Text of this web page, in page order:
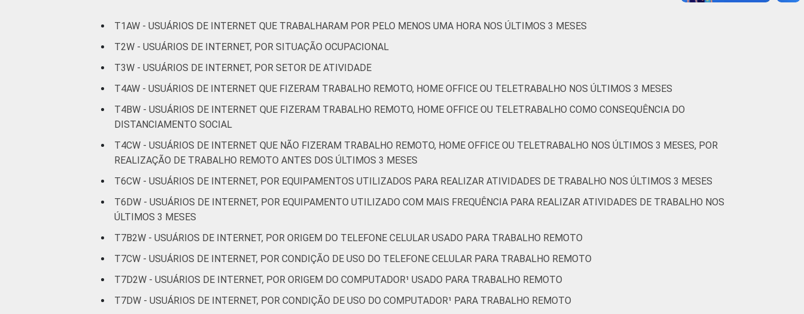
C
DE
Fonte: CGI.br/NIC.br, Centro Regional de Estudos para o Desenvolvimento da Sociedade da Informação (Cetic.br), Pesquisa on-line com usuários de
Internet no Brasil - Painel TIC COVID-19 - Edição 4.
T1AW - USUÁRIOS DE INTERNET QUE TRABALHARAM POR PELO MENOS UMA HORA NOS ÚLTIMOS 3 MESES
T2W - USUÁRIOS DE INTERNET, POR SITUAÇÃO OCUPACIONAL
T3W - USUÁRIOS DE INTERNET, POR SETOR DE ATIVIDADE
T4AW - USUÁRIOS DE INTERNET QUE FIZERAM TRABALHO REMOTO, HOME OFFICE OU TELETRABALHO NOS ÚLTIMOS 3 MESES
T4BW - USUÁRIOS DE INTERNET QUE FIZERAM TRABALHO REMOTO, HOME OFFICE OU TELETRABALHO COMO CONSEQUÊNCIA DO
DISTANCIAMENTO SOCIAL
T4CW - USUÁRIOS DE INTERNET QUE NÃO FIZERAM TRABALHO REMOTO, HOME OFFICE OU TELETRABALHO NOS ÚLTIMOS 3 MESES, POR
REALIZAÇÃO DE TRABALHO REMOTO ANTES DOS ÚLTIMOS 3 MESES
T6CW - USUÁRIOS DE INTERNET, POR EQUIPAMENTOS UTILIZADOS PARA REALIZAR ATIVIDADES DE TRABALHO NOS ÚLTIMOS 3 MESES
T6DW - USUÁRIOS DE INTERNET, POR EQUIPAMENTO UTILIZADO COM MAIS FREQUÊNCIA PARA REALIZAR ATIVIDADES DE TRABALHO NOS
ÚLTIMOS 3 MESES
T7B2W - USUÁRIOS DE INTERNET, POR ORIGEM DO TELEFONE CELULAR USADO PARA TRABALHO REMOTO
T7CW - USUÁRIOS DE INTERNET, POR CONDIÇÃO DE USO DO TELEFONE CELULAR PARA TRABALHO REMOTO
T7D2W - USUÁRIOS DE INTERNET, POR ORIGEM DO COMPUTADOR¹ USADO PARA TRABALHO REMOTO
T7DW - USUÁRIOS DE INTERNET, POR CONDIÇÃO DE USO DO COMPUTADOR¹ PARA TRABALHO REMOTO